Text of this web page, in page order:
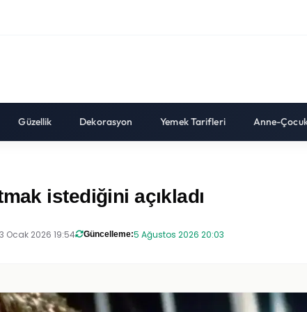
Güzellik Dekorasyon Yemek Tarifleri Anne-
istediğini açıkladı
Ocak 2026 19:54 Güncelleme:5 Ağustos 2026 20:03